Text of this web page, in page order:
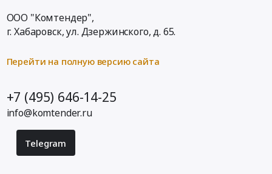
ООО "Комтендер",
г. Хабаровск,ул. Дзержинского, д. 65.
Перейти на полную версию сайта
+7 (495) 646-14-25
info@komtender.ru
Telegram